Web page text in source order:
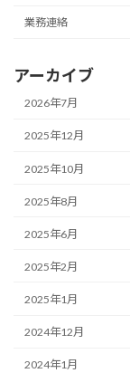
業務連絡
アーカイブ
2026年7月
2025年12月
2025年10月
2025年8月
2025年6月
2025年2月
2025年1月
2024年12月
2024年1月